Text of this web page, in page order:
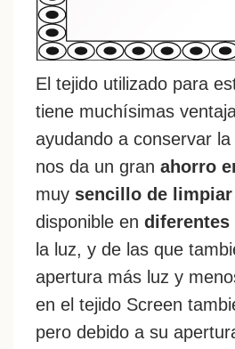
El tejido utilizado para
tiene muchísimas
ayudando a conservar
nos da un gran ahorro
muy sencillo de limpiar
disponible en diferentes
la luz, y de las que
apertura más luz y
en el tejido Screen
pero debido a su